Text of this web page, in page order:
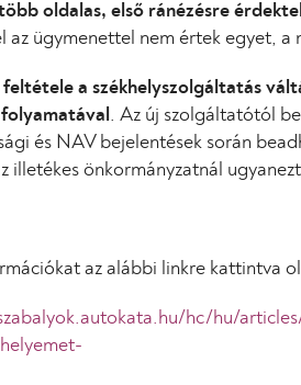
oldalas, első ránézésre
az ügymenettel nem értek egyet,
a székhelyszolgáltatás
. Az új szolgáltatótól
és NAV bejelentések során
illetékes önkormányzatnál
az alábbi linkre kattintva
hc/hu/